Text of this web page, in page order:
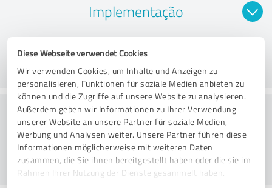
Diese Webseite verwendet Cookies
Wir verwenden Cookies, um Inhalte und Anzeigen zu
personalisieren, Funktionen für soziale Medien anbieten zu
können und die Zugriffe auf unsere Website zu analysieren.
Außerdem geben wir Informationen zu Ihrer Verwendung
unserer Website an unsere Partner für soziale Medien,
Werbung und Analysen weiter. Unsere Partner führen diese
Informationen möglicherweise mit weiteren Daten
zusammen, die Sie ihnen bereitgestellt haben oder die sie im
Rahmen Ihrer Nutzung der Dienste gesammelt haben.
Implementação
Consultoria